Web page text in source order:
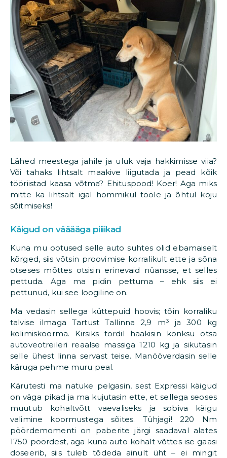
Lähed meestega jahile ja uluk vaja hakkimisse viia?
Või tahaks lihtsalt maakive liigutada ja pead kõik
tööriistad kaasa võtma? Ehituspood! Koer! Aga miks
mitte ka lihtsalt igal hommikul tööle ja õhtul koju
sõitmiseks!
Käigud on vääääga piiiikad
Kuna mu ootused selle auto suhtes olid ebamaiselt
kõrged, siis võtsin proovimise korralikult ette ja sõna
otseses mõttes otsisin erinevaid nüansse, et selles
pettuda. Aga ma pidin pettuma – ehk siis ei
pettunud, kui see loogiline on.
Ma vedasin sellega küttepuid hoovis; tõin korraliku
talvise ilmaga Tartust Tallinna 2,9 m³ ja 300 kg
kolimiskoorma. Kirsiks tordil haakisin konksu otsa
autoveotreileri reaalse massiga 1210 kg ja sikutasin
selle ühest linna servast teise. Manööverdasin selle
käruga pehme muru peal.
Kärutesti ma natuke pelgasin, sest Expressi käigud
on väga pikad ja ma kujutasin ette, et sellega seoses
muutub kohaltvõtt vaevaliseks ja sobiva käigu
valimine koormustega sõites. Tühjagi! 220 Nm
pöördemomenti on paberite järgi saadaval alates
1750 pöördest, aga kuna auto kohalt võttes ise gaasi
doseerib, siis tuleb tõdeda ainult üht – ei mingit